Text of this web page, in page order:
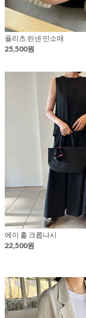
플리츠 린넨 민소매
25,500원
에이 홀 크롭나시
22,500원